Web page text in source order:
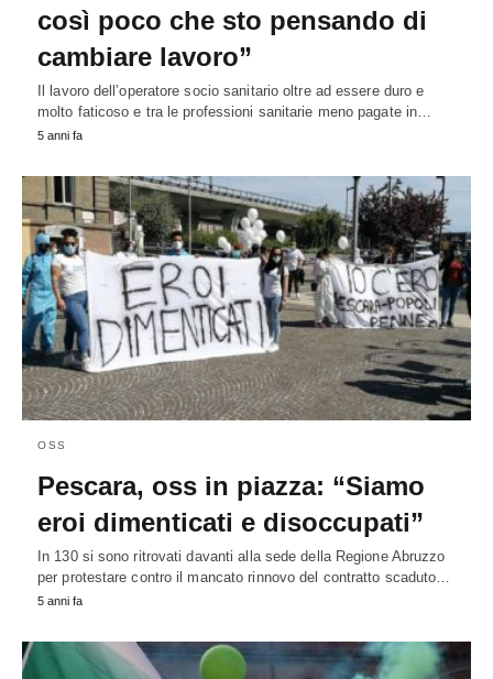
così poco che sto pensando di
cambiare lavoro”
Il lavoro dell’operatore socio sanitario oltre ad essere duro e
molto faticoso e tra le professioni sanitarie meno pagate in…
5 anni fa
OSS
Pescara, oss in piazza: “Siamo
eroi dimenticati e disoccupati”
In 130 si sono ritrovati davanti alla sede della Regione Abruzzo
per protestare contro il mancato rinnovo del contratto scaduto…
5 anni fa